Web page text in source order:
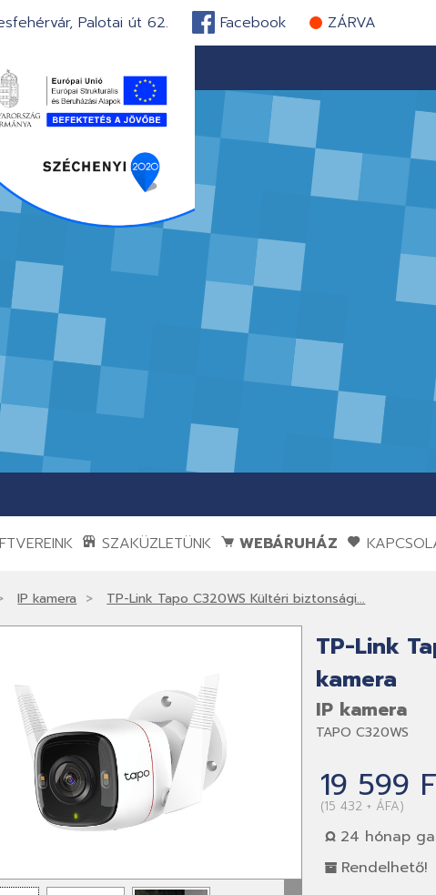
Palotai út 62. Facebook ZÁRVA
SZAKÜZLETÜNK WEBÁRUHÁZ
IP kamera TP-Link Tapo C320WS Kültéri biztonsági...
TP-Link
kamera
IP kamera
TAPO C320WS
19 599
(15 432 + ÁFA)
24 hónap
Rendelhető!